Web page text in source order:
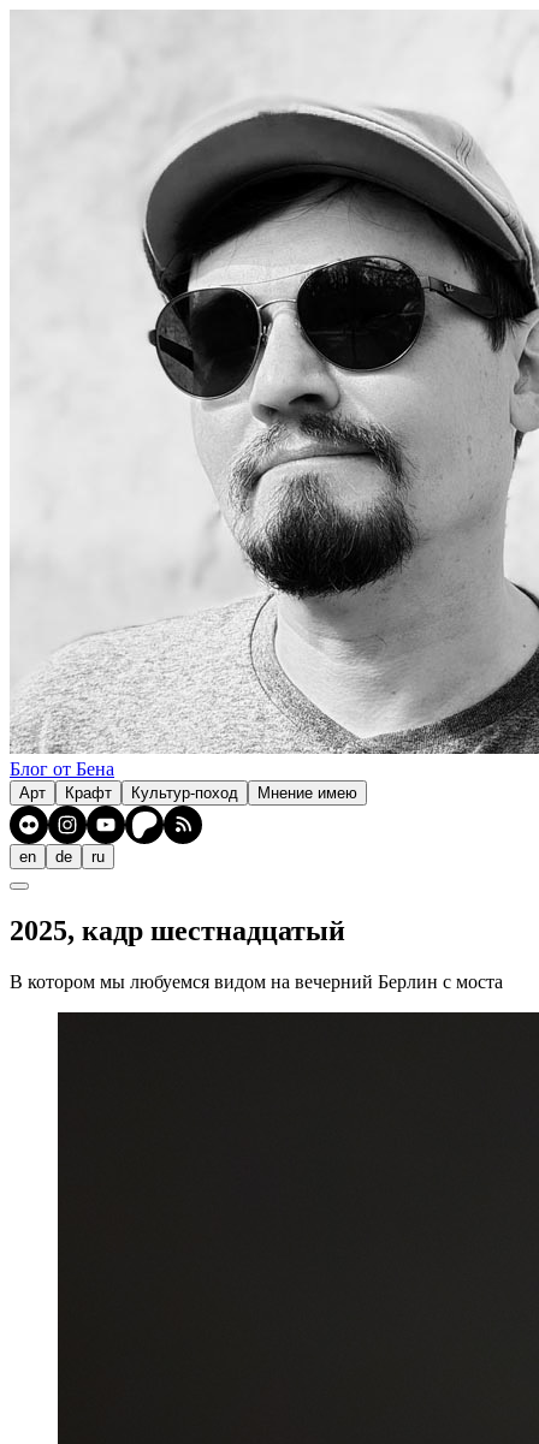
Блог от Бена
Арт Крафт Культур-поход Мнение имею
en de ru
2025, кадр шестнадцатый
В котором мы любуемся видом на вечерний Берлин с моста